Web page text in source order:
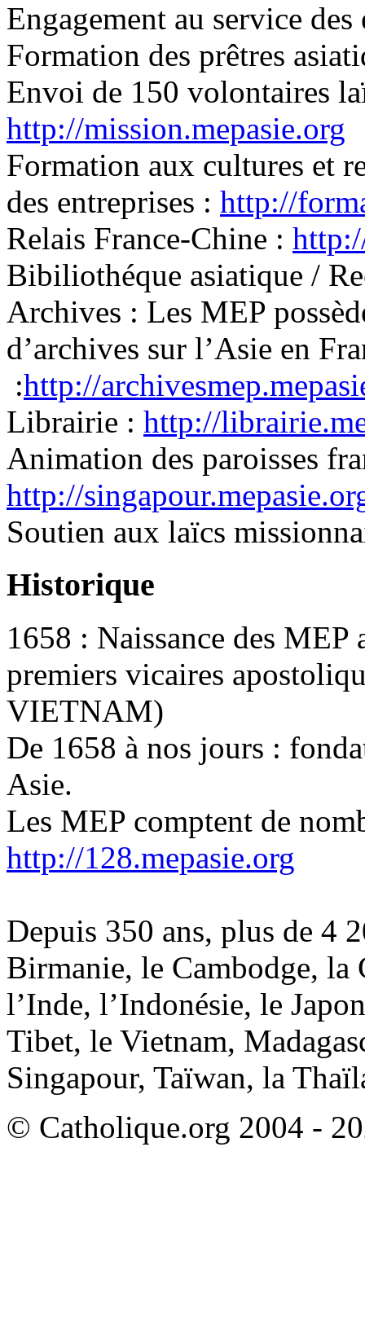
Engagement au service
Formation des prêtres
Envoi de 150 volontaires
http://mission.mepasie.org
Formation aux cultures et
des entreprises : http://
Relais France-Chine :
Bibiliothéque asiatique /
Archives : Les MEP
d’archives sur l’Asie en
:http://
Librairie : http://
Animation des paroisses
http://
Soutien aux laïcs
Historique
1658 : Naissance des MEP
premiers vicaires
VIETNAM)
De 1658 à nos jours :
Asie.
Les MEP comptent de
http://128.mepasie.org
Depuis 350 ans, plus de 4
Birmanie, le Cambodge,
l’Inde, l’Indonésie, le
Tibet, le Vietnam,
Singapour, Taïwan, la
© Catholique.org 2004 -